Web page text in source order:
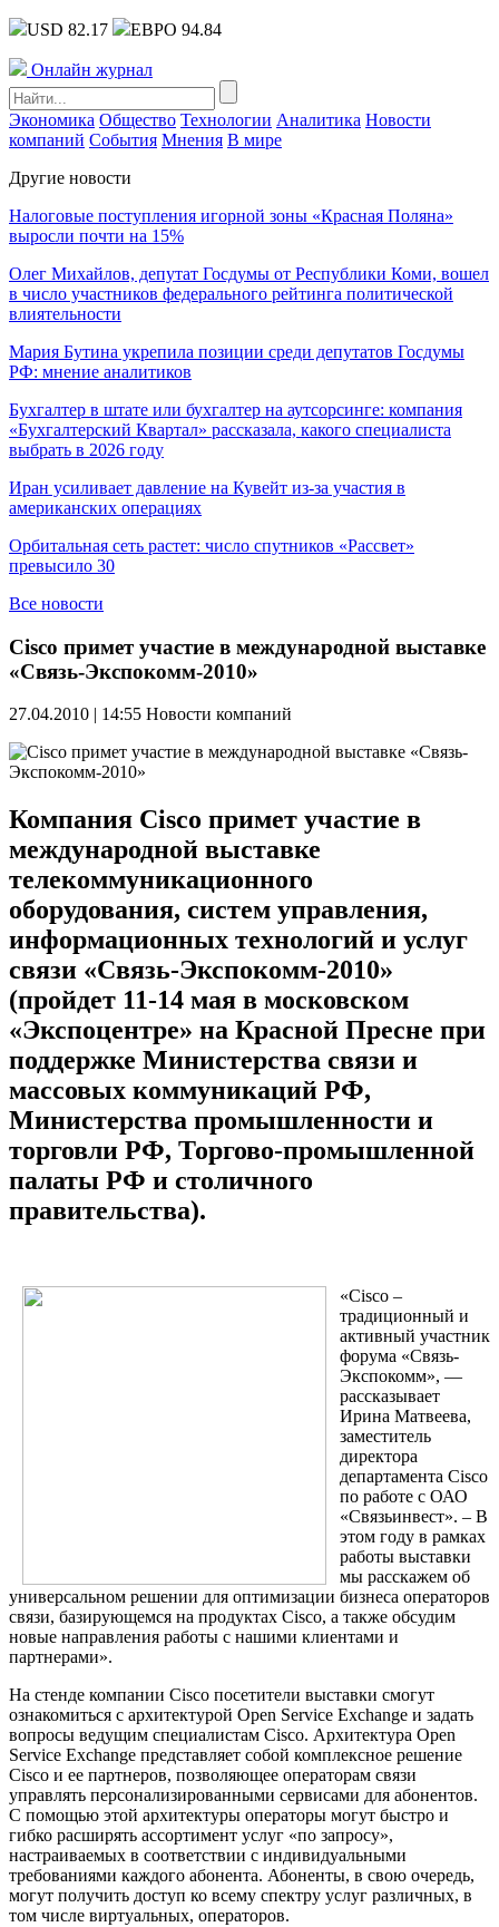
USD 82.17 ЕВРО 94.84
Онлайн журнал
Экономика Общество Технологии Аналитика Новости
компаний События Мнения В мире
Другие новости
Налоговые поступления игорной зоны «Красная Поляна»
выросли почти на 15%
Олег Михайлов, депутат Госдумы от Республики Коми, вошел
в число участников федерального рейтинга политической
влиятельности
Мария Бутина укрепила позиции среди депутатов Госдумы
РФ: мнение аналитиков
Бухгалтер в штате или бухгалтер на аутсорсинге: компания
«Бухгалтерский Квартал» рассказала, какого специалиста
выбрать в 2026 году
Иран усиливает давление на Кувейт из-за участия в
американских операциях
Орбитальная сеть растет: число спутников «Рассвет»
превысило 30
Все новости
Cisco примет участие в международной выставке
«Связь-Экспокомм-2010»
27.04.2010 | 14:55 Новости компаний
Компания Cisco примет участие в
международной выставке
телекоммуникационного
оборудования, систем управления,
информационных технологий и услуг
связи «Связь-Экспокомм-2010»
(пройдет 11-14 мая в московском
«Экспоцентре» на Красной Пресне при
поддержке Министерства связи и
массовых коммуникаций РФ,
Министерства промышленности и
торговли РФ, Торгово-промышленной
палаты РФ и столичного
правительства).
«Cisco –
традиционный и
активный участник
форума «Связь-
Экспокомм», —
рассказывает
Ирина Матвеева,
заместитель
директора
департамента Cisco
по работе с ОАО
«Связьинвест». – В
этом году в рамках
работы выставки
мы расскажем об
универсальном решении для оптимизации бизнеса операторов
связи, базирующемся на продуктах Cisco, а также обсудим
новые направления работы с нашими клиентами и
партнерами».
На стенде компании Cisco посетители выставки смогут
ознакомиться с архитектурой Open Service Exchange и задать
вопросы ведущим специалистам Cisco. Архитектура Open
Service Exchange представляет собой комплексное решение
Cisco и ее партнеров, позволяющее операторам связи
управлять персонализированными сервисами для абонентов.
С помощью этой архитектуры операторы могут быстро и
гибко расширять ассортимент услуг «по запросу»,
настраиваемых в соответствии с индивидуальными
требованиями каждого абонента. Абоненты, в свою очередь,
могут получить доступ ко всему спектру услуг различных, в
том числе виртуальных, операторов.